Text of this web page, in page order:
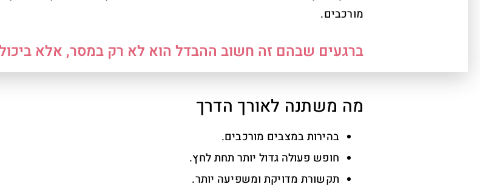
מורכבים.
ברגעים שבהם זה חשוב ההבדל הוא לא רק במסר, אלא
מה משתנה לאורך הדרך
בהירות במצבים מורכבים.
חופש פעולה גדול יותר תחת לחץ.
תקשורת מדויקת ומשפיעה יותר.